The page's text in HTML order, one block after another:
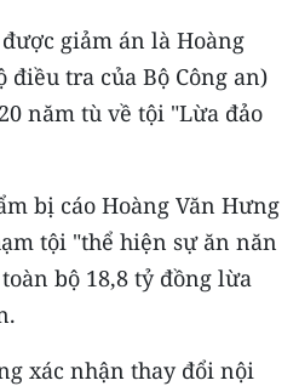
giảm án là Hoàng
điều tra của Bộ Công an)
năm tù về tội "Lừa đảo
bị cáo Hoàng Văn Hưng
tội "thể hiện sự ăn năn
bộ 18,8 tỷ đồng lừa
xác nhận thay đổi nội